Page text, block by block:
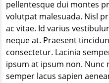
pellentesque dui montes
volutpat malesuada. Nisl
ac vitae. Id varius
neque at. Praesent
consectetur. Lacinia
ipsum at ipsum non. Nunc
semper lacus sapien